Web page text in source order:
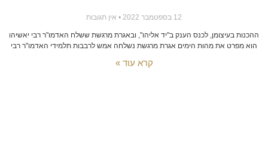
12 בספטמבר 2022 אין תגובות
ההכנות בעיצומן, לכנס הענק ב"יד אליהו", ובאגרת מרגשת ששלח האדמו"ר רבי יאשיהו
הוא מפרט את מהות הימים אגרת מרגשת נשלחה אמש לרבבות תלמידי האדמו"ר רבי
קרא עוד »